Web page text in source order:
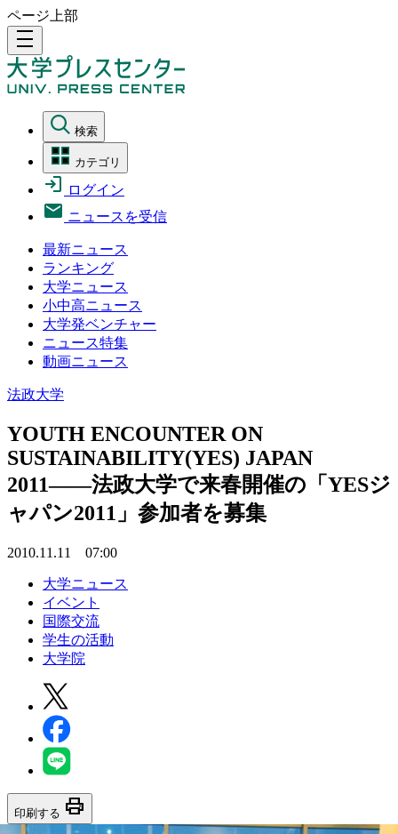
ページ上部
density_medium
検索
カテゴリ
ログイン
ニュースを受信
最新ニュース
ランキング
大学ニュース
小中高ニュース
大学発ベンチャー
ニュース特集
動画ニュース
法政大学
YOUTH ENCOUNTER ON
SUSTAINABILITY(YES) JAPAN
2011――法政大学で来春開催の「YESジ
ャパン2011」参加者を募集
2010.11.11 07:00
大学ニュース
イベント
国際交流
学生の活動
大学院
印刷する print